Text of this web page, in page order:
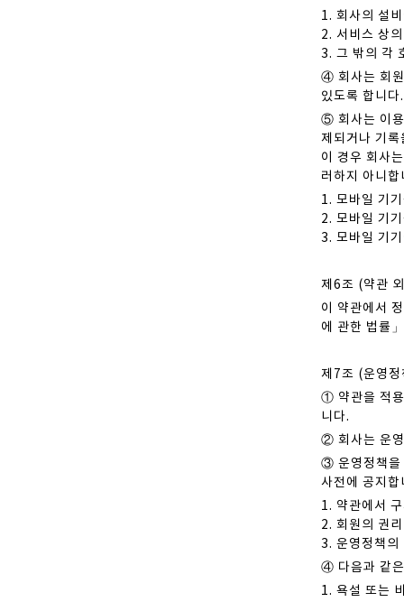
1. 회사의 설
2. 서비스 상
3. 그 밖의 각
④ 회사는 회원
있도록 합니
⑤ 회사는 이용
제되거나 기
이 경우 회사
러하지 아니합
1. 모바일 기
2. 모바일 기
3. 모바일 기
제6조 (약관
이 약관에서
에 관한 법률
제7조 (운영
① 약관을 적용
니다.
② 회사는 운영
③ 운영정책을
사전에 공지합
1. 약관에서
2. 회원의 권
3. 운영정책의
④ 다음과 같은
1. 욕설 또는